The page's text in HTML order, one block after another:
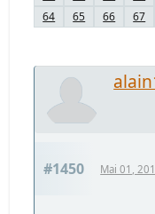
64
65 66 67
#1450 Mai 01,